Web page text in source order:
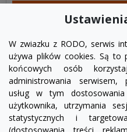
W zwiazku z RODO, serwis
używa plików cookies. Są to
końcowych osób
administrowania serwisem,
usług w tym
użytkownika, utrzymania
statystycznych i